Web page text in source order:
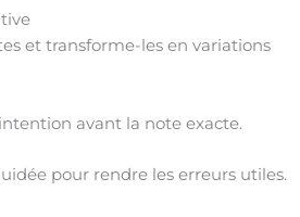
et transforme-les en variations
avant la note exacte.
pour rendre les erreurs utiles.